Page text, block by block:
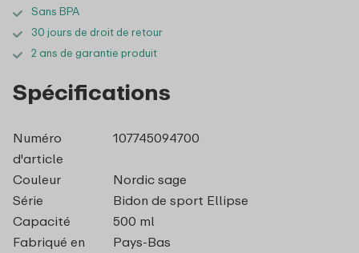
Sans BPA
30 jours de droit de retour
2 ans de garantie produit
Spécifications
Numéro
d'article
107745094700
Couleur
Nordic sage
Série
Bidon de sport Ellipse
Capacité
500 ml
Fabriqué en
Pays-Bas